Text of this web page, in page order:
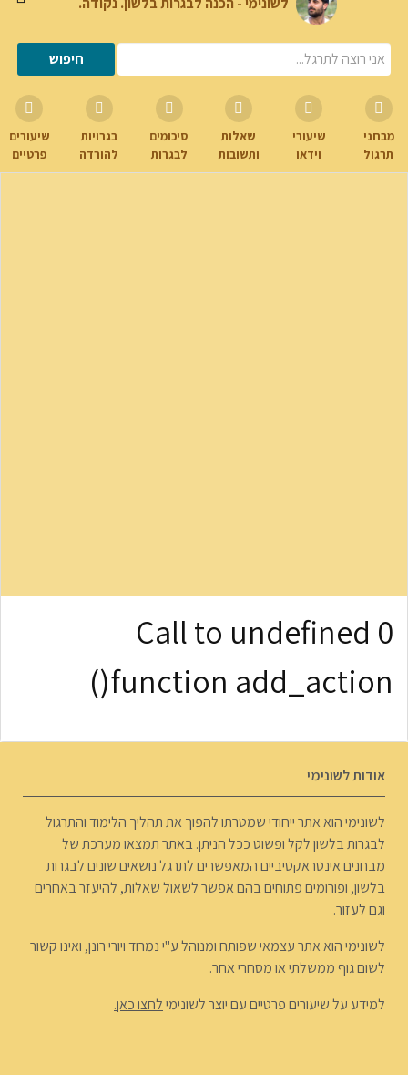
מבחני
תרגול
שיעורי
וידאו
שאלות
ותשובות
סיכומים
לבגרות
בגרויות
להורדה
שיעורים
פרטיים
0 Call to undefined
function add_action()
אודות לשונימי
לשונימי הוא אתר ייחודי שמטרתו להפוך את תהליך הלימוד והתרגול
לבגרות בלשון לקל ופשוט ככל הניתן. באתר תמצאו מערכת של
מבחנים אינטראקטיביים המאפשרים לתרגל נושאים שונים לבגרות
בלשון, ופורומים פתוחים בהם אפשר לשאול שאלות, להיעזר באחרים
וגם לעזור.
לשונימי הוא אתר עצמאי שפותח ומנוהל ע"י נמרוד ויורי רונן, ואינו קשור
לשום גוף ממשלתי או מסחרי אחר.
למידע על שיעורים פרטיים עם יוצר לשונימילחצו כאן.